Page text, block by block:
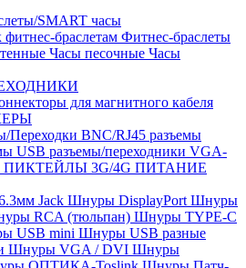
SMART часы
браслетам Фитнес-браслеты
Часы песочные Часы
для магнитного кабеля
Переходки BNC/RJ45 разъемы
USB разъемы/переходники VGA-
ПИКТЕЙЛЫ 3G/4G ПИТАНИЕ
Jack Шнуры DisplayPort Шнуры
RCA (тюльпан) Шнуры TYPE-C
USB mini Шнуры USB разные
Шнуры VGA / DVI Шнуры